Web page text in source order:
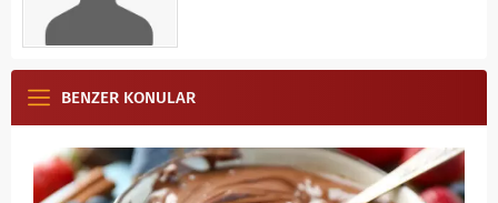
BENZER KONULAR